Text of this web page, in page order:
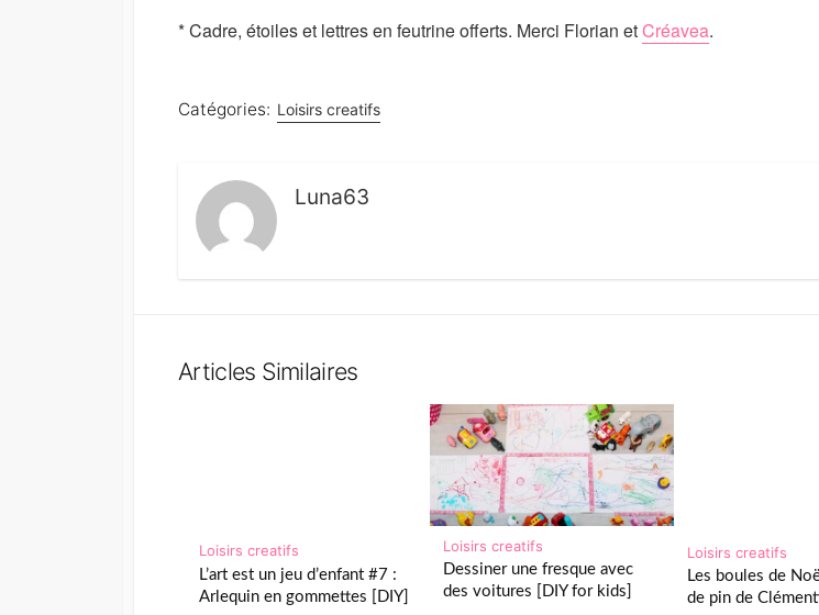
* Cadre, étoiles et lettres en feutrine offerts. Merci Florian etCréavea.
Catégories: Loisirs creatifs
Luna63
Articles Similaires
Loisirs creatifs
L’art est un jeu d’enfant #7 :
Arlequin en gommettes [DIY]
Loisirs creatifs
Dessiner une fresque avec
des voitures [DIY for kids]
Loisirs creatifs
Les boules de
de pin de